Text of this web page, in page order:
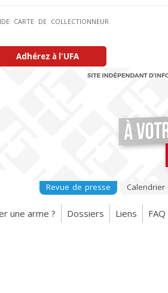
CARTE DE COLLECTIONNEUR
Adhérez à l'UFA
Revue de presse
une arme ? Dossiers Liens FAQ